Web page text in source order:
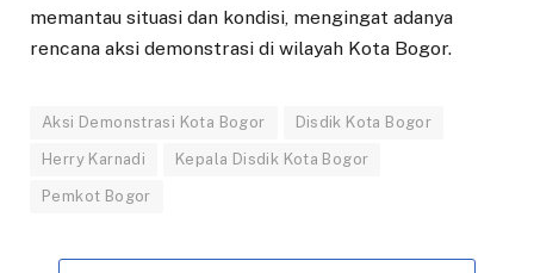
memantau situasi dan kondisi, mengingat adanya
rencana aksi demonstrasi di wilayah Kota Bogor.
Aksi Demonstrasi Kota Bogor Disdik Kota Bogor
Herry Karnadi Kepala Disdik Kota Bogor
Pemkot Bogor